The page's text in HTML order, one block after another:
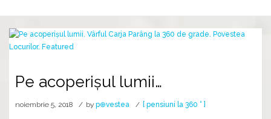
Pe acoperișul lumii…
noiembrie 5, 2018 by p⊕vestea [ pensiuni la 360 ° ]